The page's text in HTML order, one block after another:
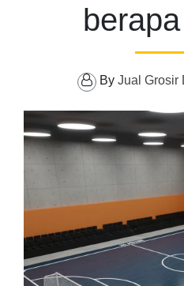
By Jual Grosir